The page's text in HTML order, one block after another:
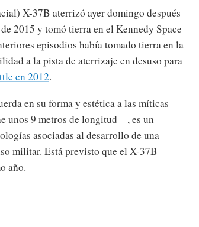
X-37B aterrizó ayer domingo después
2015 y tomó tierra en el Kennedy Space
episodios había tomado tierra en la
a la pista de aterrizaje en desuso para
en 2012.
en su forma y estética a las míticas
unos 9 metros de longitud—, es un
asociadas al desarrollo de una
militar. Está previsto que el X-37B
año.